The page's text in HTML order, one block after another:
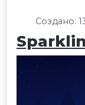
Создано: